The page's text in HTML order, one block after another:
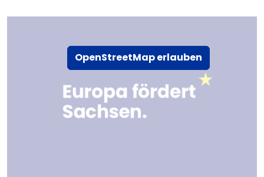
OpenStreetMap erlauben